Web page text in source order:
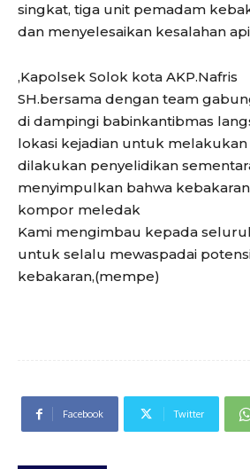
singkat, tiga unit pemadam
dan menyelesaikan kesalahan
,Kapolsek Solok kota AKP.Nafris
SH.bersama dengan team
di dampingi babinkantibmas
lokasi kejadian untuk melakukan
dilakukan penyelidikan
menyimpulkan bahwa
kompor meledak
Kami mengimbau kepada
untuk selalu mewaspadai
kebakaran,(mempe)
Facebook Twitter